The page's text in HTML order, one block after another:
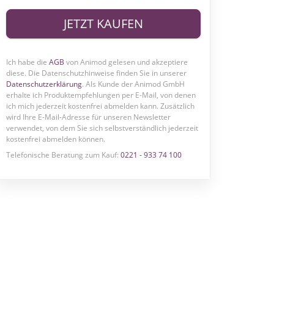
JETZT KAUFEN
Ich habe die AGB von Animod gelesen und akzeptiere
diese. Die Datenschutzhinweise finden Sie in unserer
Datenschutzerklärung. Als Kunde der Animod GmbH
erhalte ich Produktempfehlungen per E-Mail, von denen
ich mich jederzeit kostenfrei abmelden kann. Zusätzlich
wird Ihre E-Mail-Adresse für unseren Newsletter
verwendet, von dem Sie sich selbstverständlich jederzeit
kostenfrei abmelden können.
Telefonische Beratung zum Kauf: 0221 - 933 74 100